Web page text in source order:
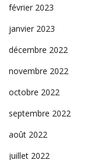
février 2023
janvier 2023
décembre 2022
novembre 2022
octobre 2022
septembre 2022
août 2022
juillet 2022